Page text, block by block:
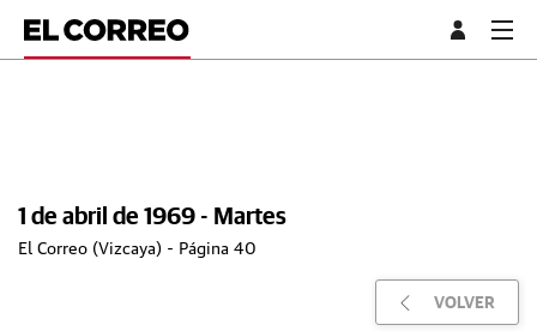
1 de abril de 1969 - Martes
El Correo (Vizcaya) - Página 40
VOLVER